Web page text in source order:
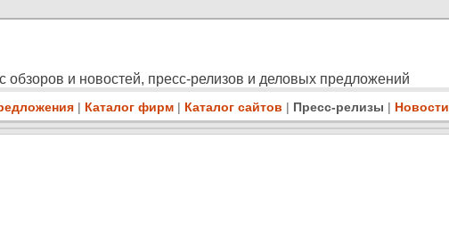
обзоров и новостей, пресс-релизов и деловых предложений
| Каталог фирм | Каталог сайтов | Пресс-релизы | Новости